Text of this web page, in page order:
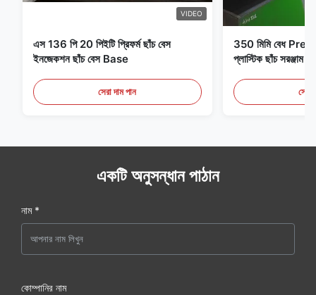
VIDEO
এস 136 পি 20 পিইটি প্রিফর্ম ছাঁচ বেস
ইনজেকশন ছাঁচ বেস Base
সেরা দাম পান
350 মিমি বেধ
প্লাস্টিক ছাঁচ সরঞ্জাম
সেরা
একটি অনুসন্ধান পাঠান
নাম *
কোম্পানির নাম